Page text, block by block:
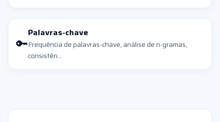
🔑
Palavras-chave
Frequência de palavras-chave, análise de n-gramas,
consistên...